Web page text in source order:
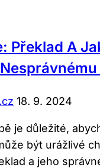
Překlad A
18. 9. 2024
je důležité,
být urážlivé
a jeho